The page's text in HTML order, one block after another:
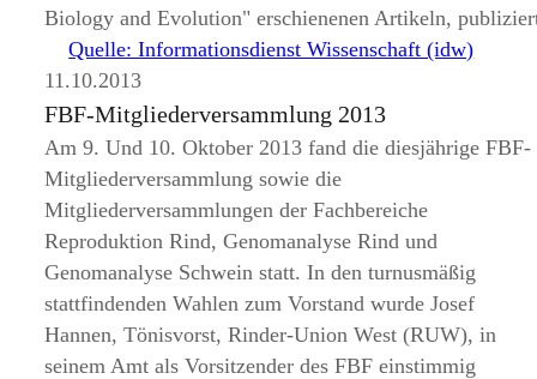
Biology and Evolution erschienenen Artikeln,
Quelle: Informationsdienst Wissenschaft (idw)
11.10.2013
FBF-Mitgliederversammlung 2013
Am 9. Und 10. Oktober 2013 fand die diesjährige FBF-
Mitgliederversammlung sowie die
Mitgliederversammlungen der Fachbereiche
Reproduktion Rind, Genomanalyse Rind und
Genomanalyse Schwein statt. In den turnusmäßig
stattfindenden Wahlen zum Vorstand wurde Josef
Hannen, Tönisvorst, Rinder-Union West (RUW), in
seinem Amt als Vorsitzender des FBF einstimmig